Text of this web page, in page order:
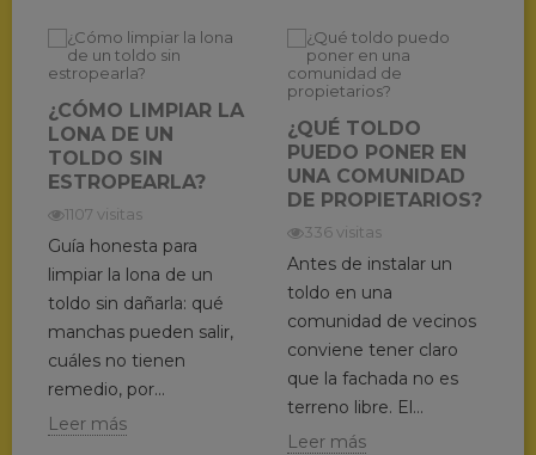
¿CÓMO LIMPIAR LA
LONA DE UN
TOLDO SIN
ESTROPEARLA?
1107 visitas
Guía honesta para
limpiar la lona de un
toldo sin dañarla: qué
manchas pueden salir,
cuáles no tienen
remedio, por...
Leer más
¿QUÉ TOLDO
PUEDO PONER EN
UNA COMUNIDAD
DE PROPIETARIOS?
336 visitas
Antes de instalar un
toldo en una
comunidad de vecinos
conviene tener claro
que la fachada no es
terreno libre. El...
Leer más